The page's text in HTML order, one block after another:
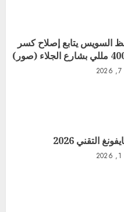
السويس يتابع إصلاح كسر
التقني 2026